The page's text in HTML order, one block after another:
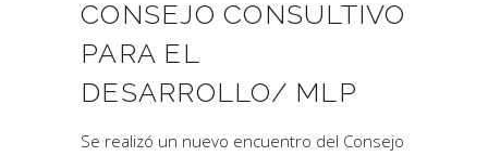
CONSEJO CONSULTIVO
PARA EL
DESARROLLO/ MLP
Se realizó un nuevo encuentro del Consejo